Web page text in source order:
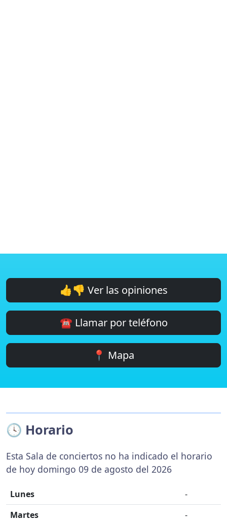
👍👎 Ver las opiniones
☎️ Llamar por teléfono
📍 Mapa
🕓 Horario
Esta Sala de conciertos no ha indicado el horario
de hoy domingo 09 de agosto del 2026
Lunes
-
Martes
-